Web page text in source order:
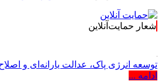
شعار حمایت‌آنلاین
توسعه انرژی پاک، عدالت یارانه‌ای و
ادامه ...